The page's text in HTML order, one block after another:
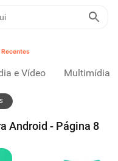
Recentes
e Vídeo Multimídia
Android - Página 8